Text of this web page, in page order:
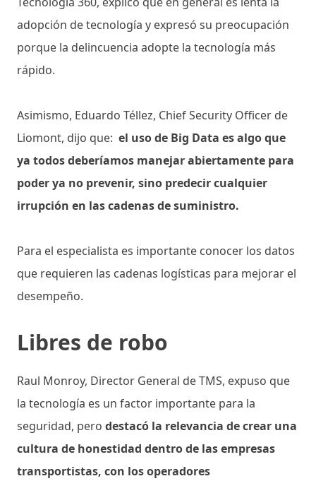
adopción de tecnología y expresó su preocupación
porque la delincuencia adopte la tecnología más
rápido.
Asimismo, Eduardo Téllez, Chief Security Officer de
Liomont, dijo que: el uso de Big Data es algo que
ya todos deberíamos manejar abiertamente para
poder ya no prevenir, sino predecir cualquier
irrupción en las cadenas de suministro.
Para el especialista es importante conocer los datos
que requieren las cadenas logísticas para mejorar el
desempeño.
Libres de robo
Raul Monroy, Director General de TMS, expuso que
la tecnología es un factor importante para la
seguridad, pero destacó la relevancia de crear una
cultura de honestidad dentro de las empresas
transportistas, con los operadores